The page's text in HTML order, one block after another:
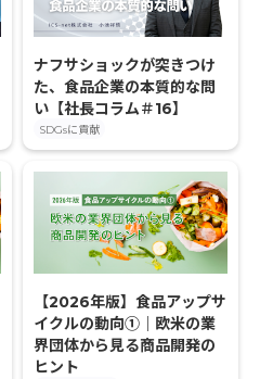
ナフサショックが突きつけ
た、食品企業の本質的な問
い【社長コラム＃16】
SDGsに貢献
【2026年版】食品アップサ
イクルの動向①｜欧米の業
界団体から見る商品開発の
ヒント